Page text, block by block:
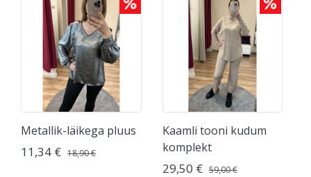
Metallik-läikega pluus
11,34 € 18,90 €
Kaamli tooni kudum
komplekt
29,50 € 59,00 €